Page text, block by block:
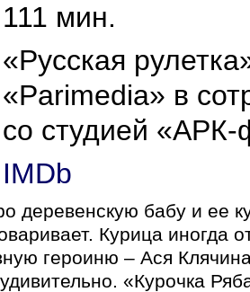
111 мин.
«Русская
«Parimedia» в
со студией
IMDb
деревенскую бабу и ее
Курица иногда
героиню – Ася
«Курочка